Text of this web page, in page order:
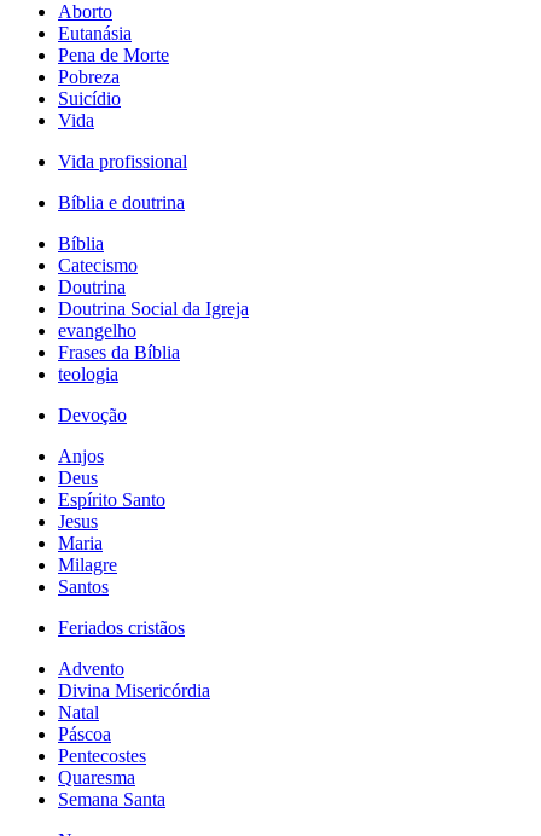
Aborto
Eutanásia
Pena de Morte
Pobreza
Suicídio
Vida
Vida profissional
Bíblia e doutrina
Bíblia
Catecismo
Doutrina
Doutrina Social da Igreja
evangelho
Frases da Bíblia
teologia
Devoção
Anjos
Deus
Espírito Santo
Jesus
Maria
Milagre
Santos
Feriados cristãos
Advento
Divina Misericórdia
Natal
Páscoa
Pentecostes
Quaresma
Semana Santa